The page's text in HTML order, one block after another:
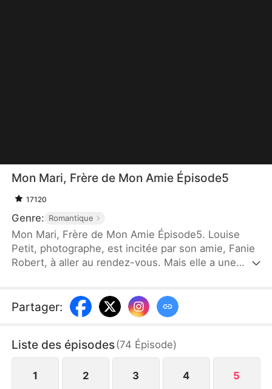
Mon Mari, Frère de Mon Amie Épisode5
17120
Genre: Romantique
Mon Mari, Frère de Mon Amie Épisode5. Louise
Petit, photographe, est incitée par son amie, Fanie
Robert, à aller au rendez-vous. Mais elle a une
un PDG strict et rigide ; la nuit, il est gentil. Pour
maintenir leur mariage, Basile doit cacher son
de Basile. Ainsi débute une histoire comique
d'amour.
Partager:
Liste des épisodes(74 Épisode)
1 2 3 4 5